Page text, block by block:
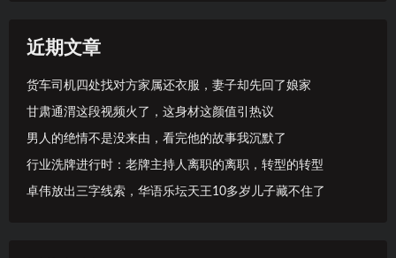
近期文章
货车司机四处找对方家属还衣服，妻子却先回了娘家
甘肃通渭这段视频火了，这身材这颜值引热议
男人的绝情不是没来由，看完他的故事我沉默了
行业洗牌进行时：老牌主持人离职的离职，转型的转型
卓伟放出三字线索，华语乐坛天王10多岁儿子藏不住了